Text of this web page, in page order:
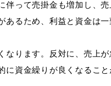
って売掛金も増加し、
るため、利益と資金は
ります。反対に、売上
資金繰りが良くなるこ